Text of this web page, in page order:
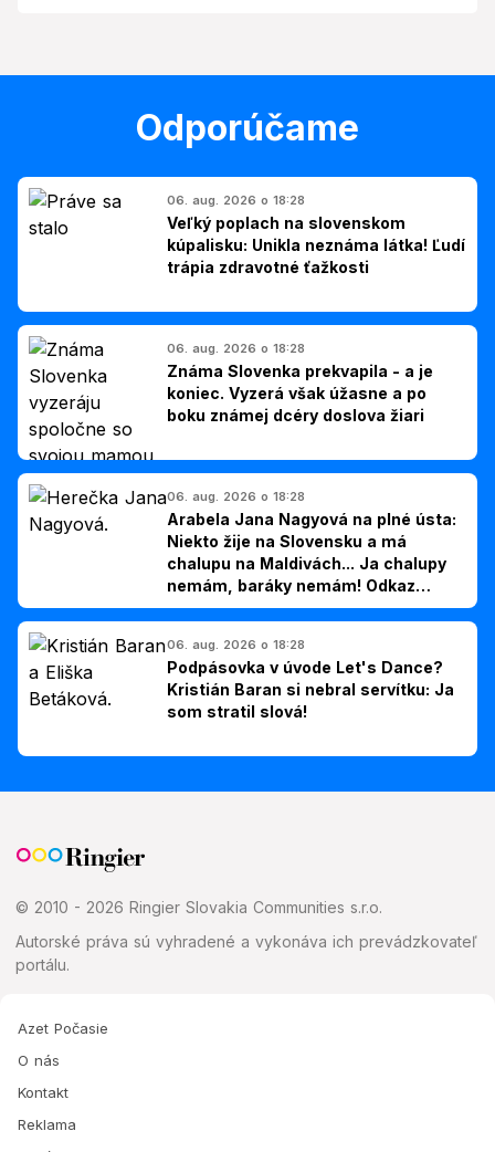
Odporúčame
06. aug. 2026 o 18:28
Veľký poplach na slovenskom
kúpalisku: Unikla neznáma látka! Ľudí
trápia zdravotné ťažkosti
06. aug. 2026 o 18:28
Známa Slovenka prekvapila - a je
koniec. Vyzerá však úžasne a po
boku známej dcéry doslova žiari
06. aug. 2026 o 18:28
Arabela Jana Nagyová na plné ústa:
Niekto žije na Slovensku a má
chalupu na Maldivách... Ja chalupy
nemám, baráky nemám! Odkaz
Slovákom
06. aug. 2026 o 18:28
Podpásovka v úvode Let's Dance?
Kristián Baran si nebral servítku: Ja
som stratil slová!
© 2010 - 2026 Ringier Slovakia Communities s.r.o.
Autorské práva sú vyhradené a vykonáva ich prevádzkovateľ
portálu.
Azet Počasie
O nás
Kontakt
Reklama